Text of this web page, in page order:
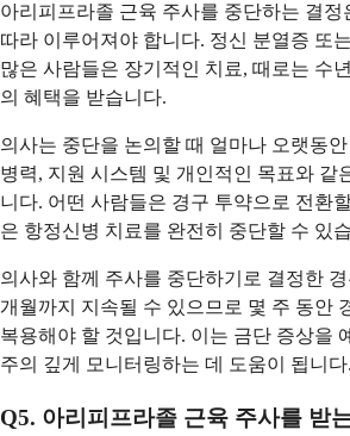
아리피프라졸 근육 주사를 중단하는 결정
따라 이루어져야 합니다. 정신 분열증 또
많은 사람들은 장기적인 치료, 때로는 수
의 혜택을 받습니다.
의사는 중단을 논의할 때 얼마나 오랫동
병력, 지원 시스템 및 개인적인 목표와 같
니다. 어떤 사람들은 경구 투약으로 전환
은 항정신병 치료를 완전히 중단할 수 있
의사와 함께 주사를 중단하기로 결정한
개월까지 지속될 수 있으므로 몇 주 동안
복용해야 할 것입니다. 이는 금단 증상을
주의 깊게 모니터링하는 데 도움이 됩니다.
Q5. 아리피프라졸 근육 주사를 받